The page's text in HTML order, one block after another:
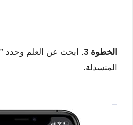
الخطوة 3. ابحث عن العلم وحدد ”
المنسدلة.